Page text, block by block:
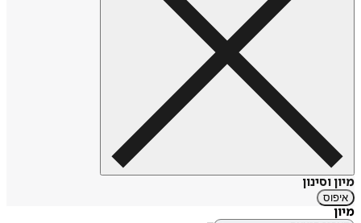
מיון וסינון
איפוס
מיון